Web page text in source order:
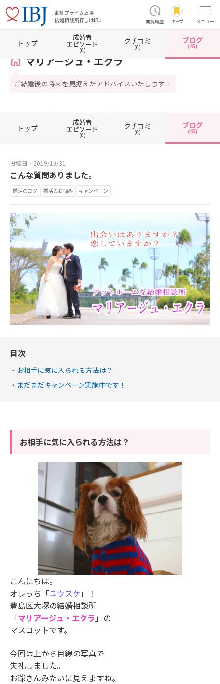
東証プライム上場
結婚相談所探しはIBJ
閲覧履歴 キープ メニュー
ホーム 東京都の結婚相談所 東京都豊島区 マリアージュ・エクラ カウンセラーブログ
マリアージュ・エクラ
ご結婚後の将来を見据えたアドバイスいたします！
トップ
成婚者
エピソード
(0)
クチコミ
(0)
ブログ
(45)
トップ
成婚者
エピソード
(0)
クチコミ
(0)
ブログ
(45)
投稿日：2019/10/31
こんな質問ありました。
婚活のコツ 婚活のお悩み キャンペーン
目次
お相手に気に入られる方法は？
まだまだキャンペーン実施中です！
お相手に気に入られる方法は？
こんにちは。
オレっち「ユウスケ 」！
豊島区大塚の結婚相談所
「マリアージュ・エクラ 」の
マスコットです。
今回は上から目線の写真で
失礼しました。
お爺さんみたいに見えますね。